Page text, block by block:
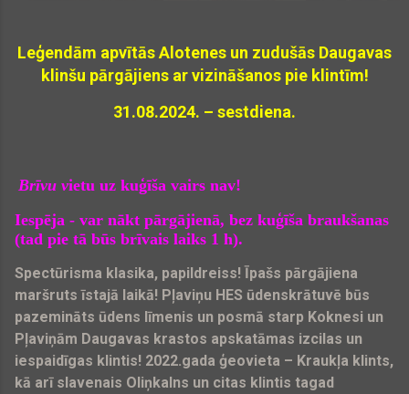
Leģendām apvītās Alotenes un zudušās Daugavas
klinšu pārgājiens ar vizināšanos pie klintīm!
31.08.2024. – sestdiena.
Brīvu vietu uz kuģīša vairs nav!
Iespēja - var nākt pārgājienā, bez kuģīša braukšanas
(tad pie tā būs brīvais laiks 1 h).
Spectūrisma klasika, papildreiss! Īpašs pārgājiena
maršruts īstajā laikā! Pļaviņu HES ūdenskrātuvē būs
pazemināts ūdens līmenis un posmā starp Koknesi un
Pļaviņām Daugavas krastos apskatāmas izcilas un
iespaidīgas klintis! 2022.gada ģeovieta – Kraukļa klints,
kā arī slavenais Oliņkalns un citas klintis tagad